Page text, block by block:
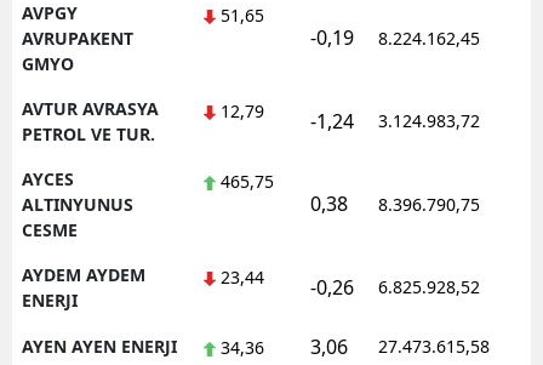
AVPGY
AVRUPAKENT
GMYO
51,65
-0,19 8.224.162,45
AVTUR AVRASYA
PETROL VE TUR.
12,79 -1,24 3.124.983,72
AYCES
ALTINYUNUS
CESME
465,75
0,38 8.396.790,75
AYDEM AYDEM
ENERJI
23,44 -0,26 6.825.928,52
AYEN AYEN ENERJI 34,36 3,06 27.473.615,58